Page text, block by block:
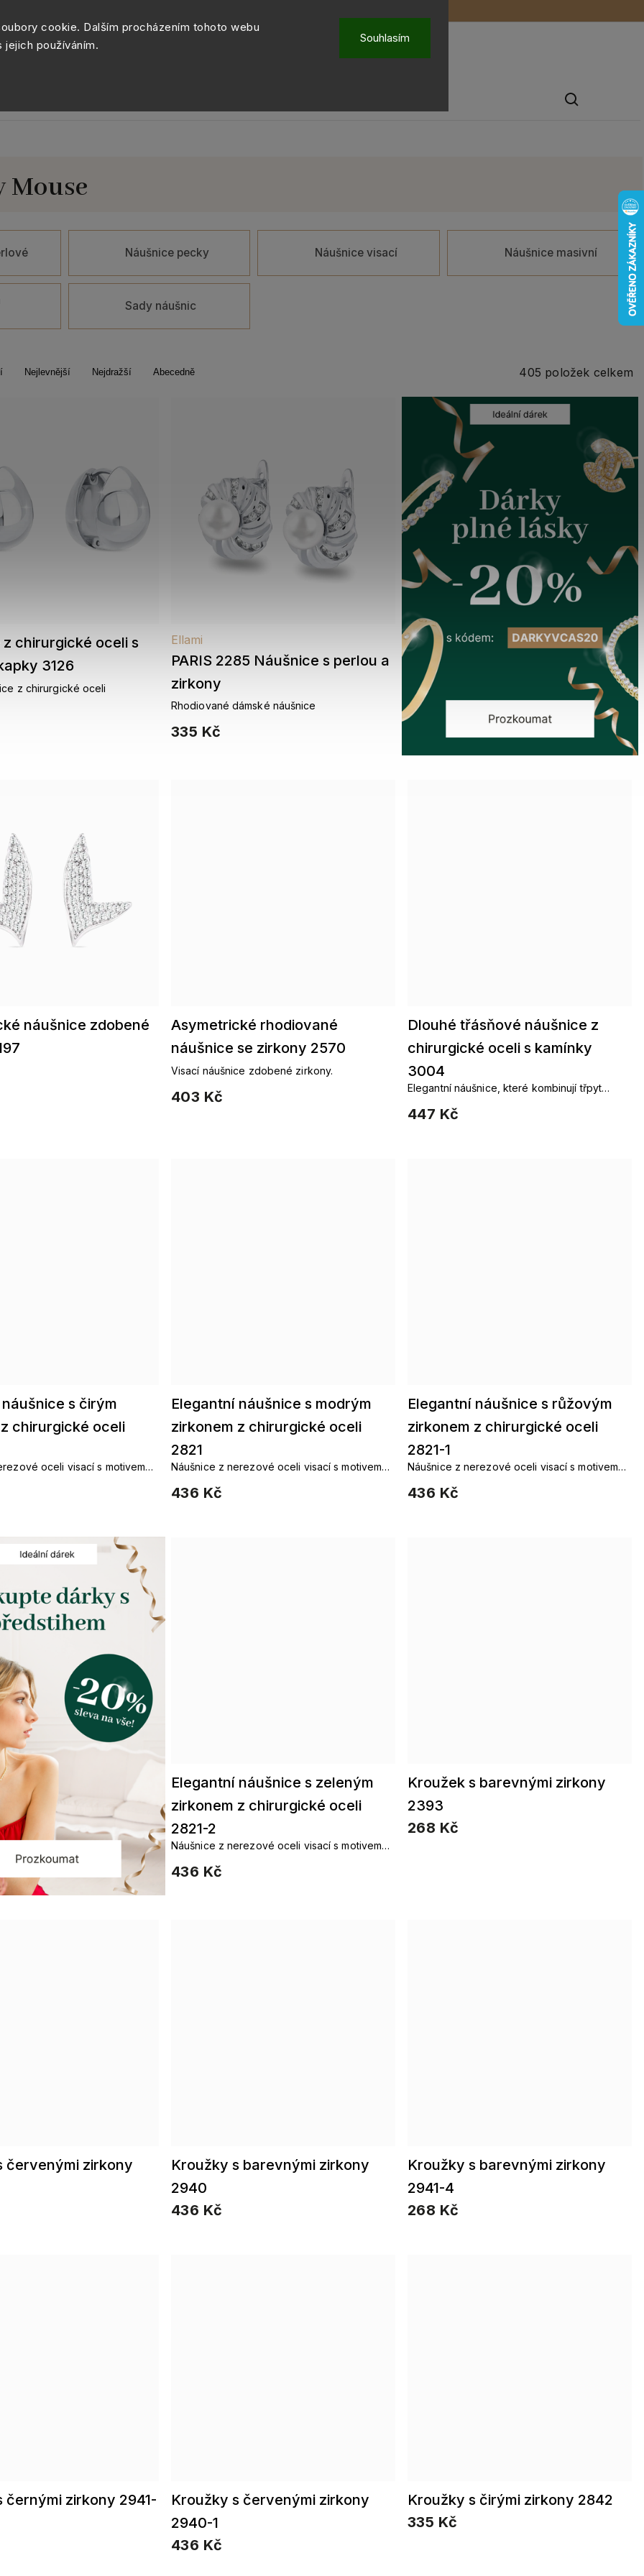
cookie. Dalším procházením tohoto webu
jejich používáním.
Souhlasím
Náušnice pecky Náušnice visací Náušnice masivní
Sady náušnic
Nejlevnější Nejdražší Abecedně 405 položek celkem
z chirurgické oceli s
3126
z chirurgické oceli
PARIS 2285 Náušnice s perlou a
zirkony
Ellami
335 Kč
Rhodiované dámské náušnice
náušnice zdobené
Asymetrické rhodiované
náušnice se zirkony 2570
403 Kč
Visací náušnice zdobené zirkony.
Dlouhé třásňové náušnice z
chirurgické oceli s kamínky
3004
447 Kč
Elegantní náušnice, které kombinují třpyt
večerní vzhled.
s čirým
chirurgické oceli
oceli visací s motivem
Elegantní náušnice s modrým
zirkonem z chirurgické oceli
2821
436 Kč
Náušnice z nerezové oceli visací s motivem
dny.
Elegantní náušnice s růžovým
zirkonem z chirurgické oceli
2821-1
436 Kč
Náušnice z nerezové oceli visací s motivem
dny.
Elegantní náušnice s zeleným
zirkonem z chirurgické oceli
2821-2
436 Kč
Náušnice z nerezové oceli visací s motivem
dny.
Kroužek s barevnými zirkony
2393
268 Kč
červenými zirkony
Kroužky s barevnými zirkony
2940
436 Kč
Kroužky s barevnými zirkony
2941-4
268 Kč
černými zirkony 2941-
Kroužky s červenými zirkony
2940-1
436 Kč
Kroužky s čirými zirkony 2842
335 Kč